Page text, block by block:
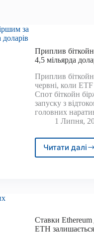
Приплив
4,5 мільярда
Приплив
червні, коли ETF
Спот біткойн
запуску з
головних
1 Липня,
Читати далі
місяць
із
Ставки Ethereum
ETH